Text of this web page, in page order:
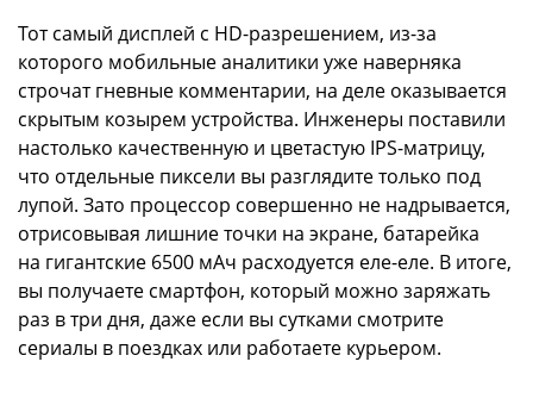
Тот самый дисплей с HD-разрешением, из-за
которого мобильные аналитики уже наверняка
строчат гневные комментарии, на деле оказывается
скрытым козырем устройства. Инженеры поставили
настолько качественную и цветастую IPS-матрицу,
что отдельные пиксели вы разглядите только под
лупой. Зато процессор совершенно не надрывается,
отрисовывая лишние точки на экране, батарейка
на гигантские 6500 мАч расходуется еле-еле. В итоге,
вы получаете смартфон, который можно заряжать
раз в три дня, даже если вы сутками смотрите
сериалы в поездках или работаете курьером.